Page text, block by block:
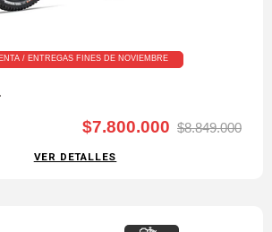
/ ENTREGAS FINES DE NOVIEMBRE
$7.800.000 $8.849.000
VER DETALLES